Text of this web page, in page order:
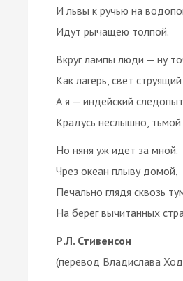
И львы к ручью на
Идут рычащею толпой.
Вкруг лампы люди — ну
Как лагерь, свет струящий
А я — индейский
Крадусь неслышно,
Но няня уж идет за мной.
Чрез океан плыву домой,
Печально глядя сквозь
На берег вычитанных
Р.Л. Стивенсон
(перевод Владислава